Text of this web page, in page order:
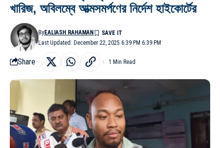
খারিজ, অবিলম্বে আত্মসমর্পণের নির্দেশ হাইকোর্টের
Last Updated: December 22, 2025 6:39 PM 6:39 PM
ByEALIASH RAHAMAN
Share 1 Min Read